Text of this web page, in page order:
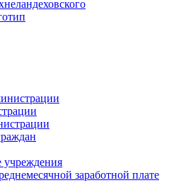
заработной плате